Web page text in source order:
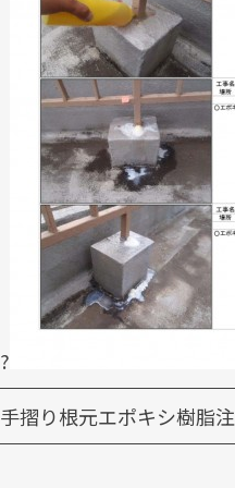
?
手摺り根元エポキシ樹脂